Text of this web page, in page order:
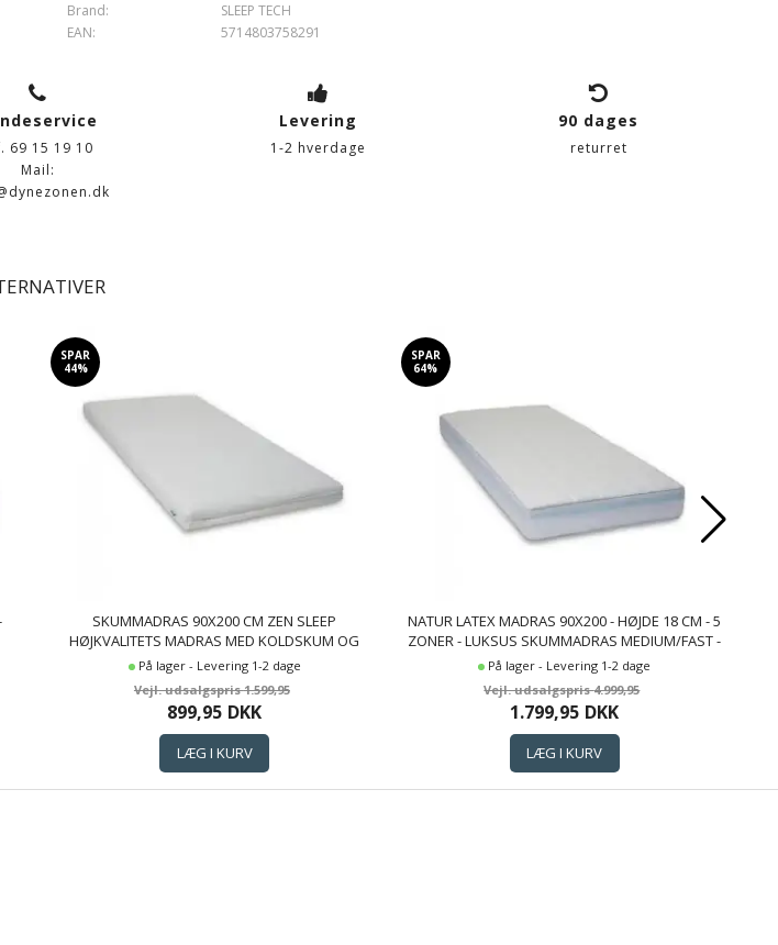
SLEEP TECH
Brand:
5714803758291
EAN:
69 15 19 10
Mail:
Levering
1-2 hverdage
90 dages
returret
SPAR
44%
SKUMMADRAS 90X200 CM ZEN SLEEP
HØJKVALITETS MADRAS MED KOLDSKUM OG
BAMBUS BETRÆK
På lager - Levering 1-2 dage
1.599,95
899,95 DKK
SPAR
64%
NATUR LATEX MADRAS 90X200 - HØJDE 18 CM - 5
ZONER - LUKSUS SKUMMADRAS MEDIUM/FAST -
VENDBAR - MADRAS MED KØLIG NATURLATEX TOP
- NATURE BY BORG
På lager - Levering 1-2 dage
4.999,95
1.799,95 DKK